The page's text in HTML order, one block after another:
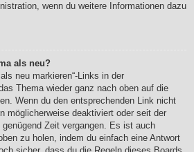
wenn du weitere Informationen dazu
als neu?
neu markieren“-Links in der
Thema wieder ganz nach oben auf die
Wenn du den entsprechenden Link nicht
möglicherweise deaktiviert oder seit der
Zeit vergangen. Es ist auch
zu holen, indem du einfach eine Antwort